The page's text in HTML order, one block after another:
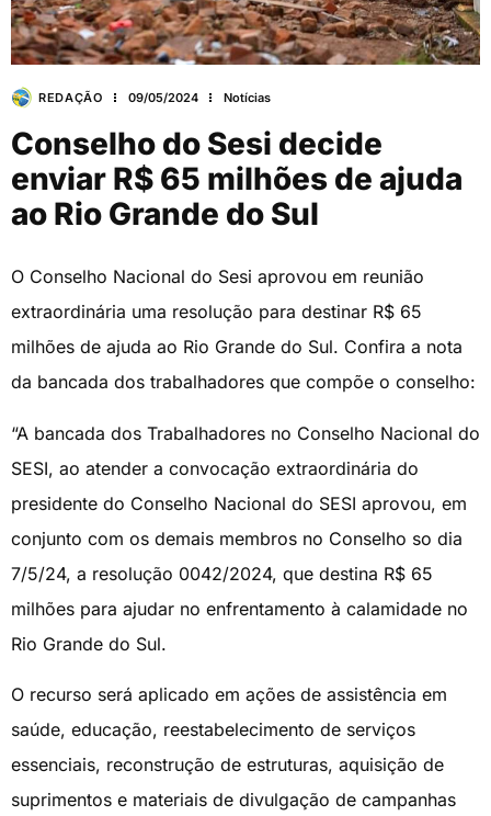
REDAÇÃO 09/05/2024 Notícias
Conselho do Sesi decide
enviar R$ 65 milhões de ajuda
ao Rio Grande do Sul
O Conselho Nacional do Sesi aprovou em reunião
extraordinária uma resolução para destinar R$ 65
milhões de ajuda ao Rio Grande do Sul. Confira a nota
da bancada dos trabalhadores que compõe o conselho:
“A bancada dos Trabalhadores no Conselho Nacional do
SESI, ao atender a convocação extraordinária do
presidente do Conselho Nacional do SESI aprovou, em
conjunto com os demais membros no Conselho so dia
7/5/24, a resolução 0042/2024, que destina R$ 65
milhões para ajudar no enfrentamento à calamidade no
Rio Grande do Sul.
O recurso será aplicado em ações de assistência em
saúde, educação, reestabelecimento de serviços
essenciais, reconstrução de estruturas, aquisição de
suprimentos e materiais de divulgação de campanhas